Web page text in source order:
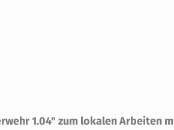
1.04" zum lokalen Arbeiten